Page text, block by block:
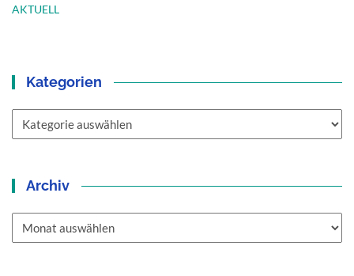
AKTUELL
Kategorien
Archiv